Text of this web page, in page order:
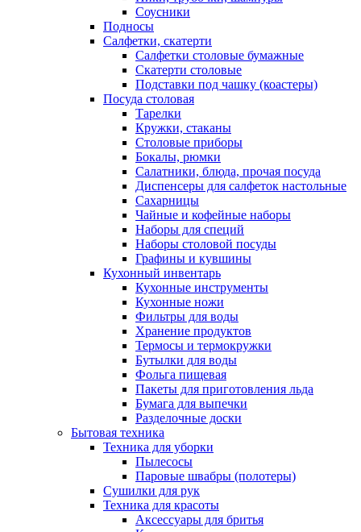
Соусники
Подносы
Салфетки, скатерти
Салфетки столовые бумажные
Скатерти столовые
Подставки под чашку (коастеры)
Посуда столовая
Тарелки
Кружки, стаканы
Столовые приборы
Бокалы, рюмки
Салатники, блюда, прочая посуда
Диспенсеры для салфеток настольные
Сахарницы
Чайные и кофейные наборы
Наборы для специй
Наборы столовой посуды
Графины и кувшины
Кухонный инвентарь
Кухонные инструменты
Кухонные ножи
Фильтры для воды
Хранение продуктов
Термосы и термокружки
Бутылки для воды
Фольга пищевая
Пакеты для приготовления льда
Бумага для выпечки
Разделочные доски
Бытовая техника
Техника для уборки
Пылесосы
Паровые швабры (полотеры)
Сушилки для рук
Техника для красоты
Аксессуары для бритья